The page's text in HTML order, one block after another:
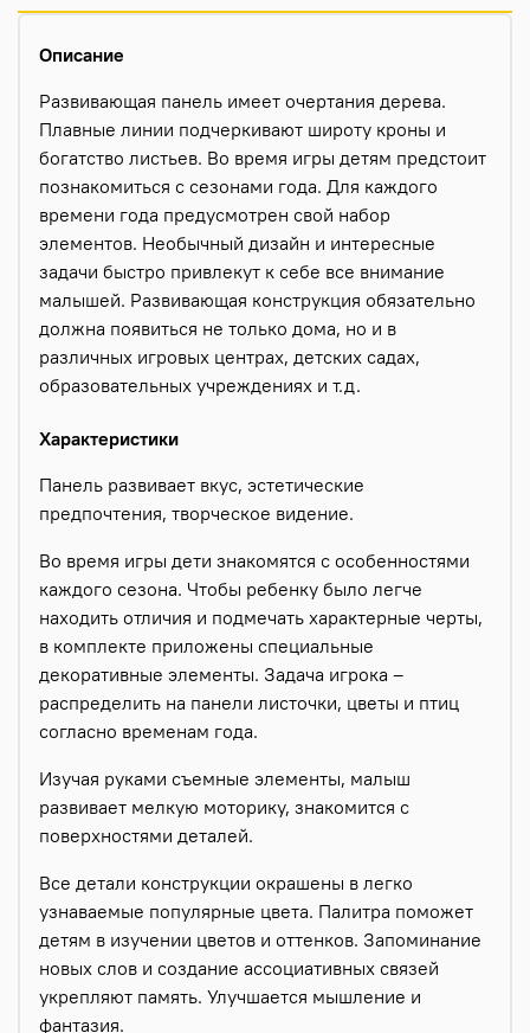
Описание
Развивающая панель имеет очертания дерева.
Плавные линии подчеркивают широту кроны и
богатство листьев. Во время игры детям предстоит
познакомиться с сезонами года. Для каждого
времени года предусмотрен свой набор
элементов. Необычный дизайн и интересные
задачи быстро привлекут к себе все внимание
малышей. Развивающая конструкция обязательно
должна появиться не только дома, но и в
различных игровых центрах, детских садах,
образовательных учреждениях и т.д.
Характеристики
Панель развивает вкус, эстетические
предпочтения, творческое видение.
Во время игры дети знакомятся с особенностями
каждого сезона. Чтобы ребенку было легче
находить отличия и подмечать характерные черты,
в комплекте приложены специальные
декоративные элементы. Задача игрока –
распределить на панели листочки, цветы и птиц
согласно временам года.
Изучая руками съемные элементы, малыш
развивает мелкую моторику, знакомится с
поверхностями деталей.
Все детали конструкции окрашены в легко
узнаваемые популярные цвета. Палитра поможет
детям в изучении цветов и оттенков. Запоминание
новых слов и создание ассоциативных связей
укрепляют память. Улучшается мышление и
фантазия.